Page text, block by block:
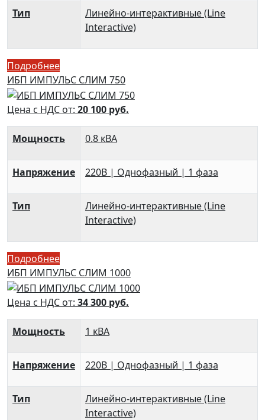
Тип
Линейно-интерактивные (Line
Interactive)
Подробнее
ИБП ИМПУЛЬС СЛИМ 750
Цена с НДС от: 20 100 руб.
Мощность 0.8 кВА
Напряжение 220В | Однофазный | 1 фаза
Тип
Линейно-интерактивные (Line
Interactive)
Подробнее
ИБП ИМПУЛЬС СЛИМ 1000
Цена с НДС от: 34 300 руб.
Мощность 1 кВА
Напряжение 220В | Однофазный | 1 фаза
Тип
Линейно-интерактивные (Line
Interactive)